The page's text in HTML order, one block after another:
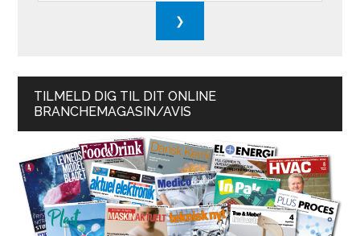
TILMELD DIG TIL DIT ONLINE
BRANCHEMAGASIN/AVIS